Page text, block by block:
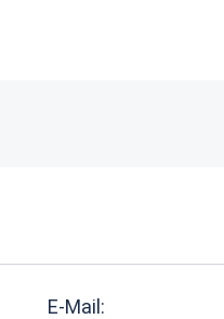
E-Mail: